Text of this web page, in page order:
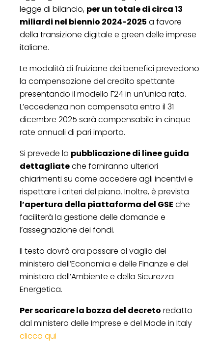
legge di bilancio, per un totale di circa 13
miliardi nel biennio 2024-2025 a favore
della transizione digitale e green delle imprese
italiane.
Le modalità di fruizione dei benefici prevedono
la compensazione del credito spettante
presentando il modello F24 in un’unica rata.
L’eccedenza non compensata entro il 31
dicembre 2025 sarà compensabile in cinque
rate annuali di pari importo.
Si prevede la pubblicazione di linee guida
dettagliateche forniranno ulteriori
chiarimenti su come accedere agli incentivi e
rispettare i criteri del piano. Inoltre, è prevista
l’apertura della piattaforma del GSE che
faciliterà la gestione delle domande e
l’assegnazione dei fondi.
Il testo dovrà ora passare al vaglio del
ministero dell’Economia e delle Finanze e del
ministero dell’Ambiente e della Sicurezza
Energetica.
Per scaricare la bozza del decreto redatto
dal ministero delle Imprese e del Made in Italy
clicca qui